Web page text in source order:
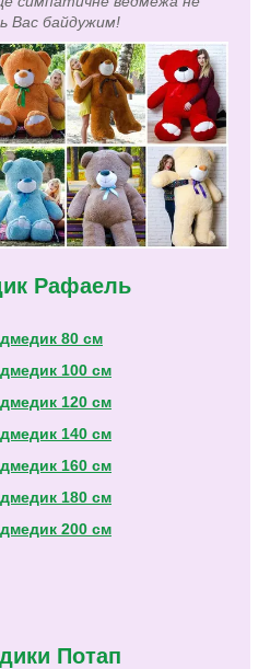
Вас байдужим!
Рафаель
80 см
100 см
120 см
140 см
160 см
180 см
200 см
Потап